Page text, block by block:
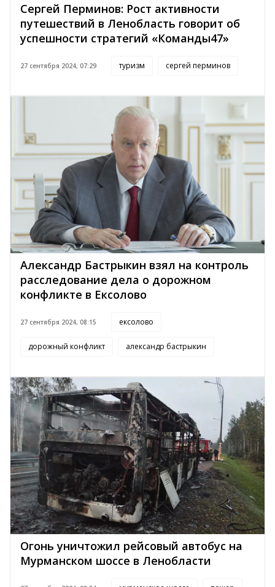
Сергей Перминов: Рост активности
путешествий в Ленобласть говорит об
успешности стратегий «Команды47»
27 сентября 2024, 07:29 туризм сергей перминов
Александр Бастрыкин взял на контроль
расследование дела о дорожном
конфликте в Ексолово
27 сентября 2024, 08:15 ексолово
дорожный конфликт александр бастрыкин
Огонь уничтожил рейсовый автобус на
Мурманском шоссе в Ленобласти